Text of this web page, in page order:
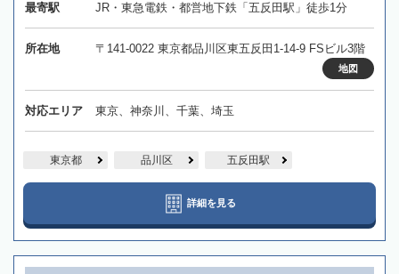
最寄駅 JR・東急電鉄・都営地下鉄「五反田駅」徒歩1分
所在地 〒141-0022 東京都品川区東五反田1-14-9 FSビル3階
地図
対応エリア 東京、神奈川、千葉、埼玉
東京都 品川区 五反田駅
詳細を見る